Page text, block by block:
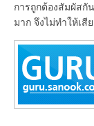
การถูกต้องสัมผัสกั
มาก จึงไม่ทำให้เสี